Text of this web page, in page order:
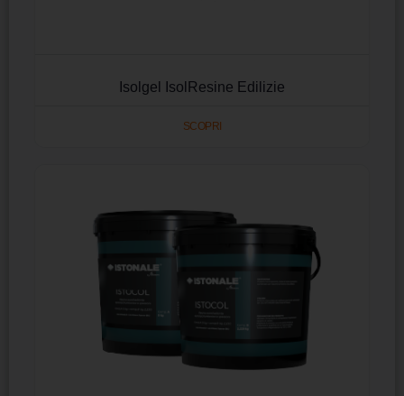
Isolgel IsolResine Edilizie
SCOPRI